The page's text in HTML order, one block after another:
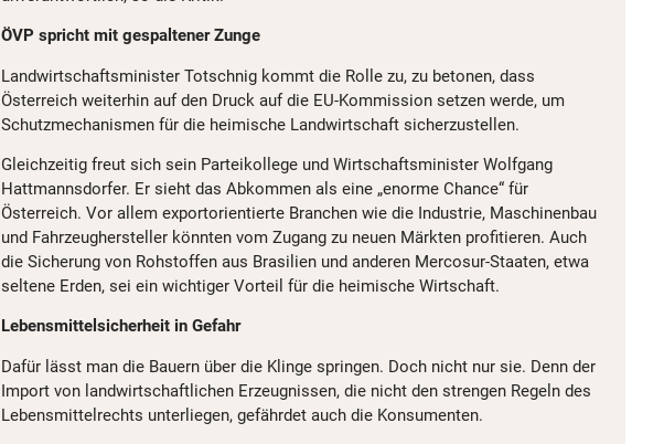
ÖVP spricht mit gespaltener Zunge
Landwirtschaftsminister Totschnig kommt die Rolle zu, zu betonen, dass
Österreich weiterhin auf den Druck auf die EU-Kommission setzen werde, um
Schutzmechanismen für die heimische Landwirtschaft sicherzustellen.
Gleichzeitig freut sich sein Parteikollege und Wirtschaftsminister Wolfgang
Hattmannsdorfer. Er sieht das Abkommen als eine „enorme Chance“ für
Österreich. Vor allem exportorientierte Branchen wie die Industrie, Maschinenbau
und Fahrzeughersteller könnten vom Zugang zu neuen Märkten profitieren. Auch
die Sicherung von Rohstoffen aus Brasilien und anderen Mercosur-Staaten, etwa
seltene Erden, sei ein wichtiger Vorteil für die heimische Wirtschaft.
Lebensmittelsicherheit in Gefahr
Dafür lässt man die Bauern über die Klinge springen. Doch nicht nur sie. Denn der
Import von landwirtschaftlichen Erzeugnissen, die nicht den strengen Regeln des
Lebensmittelrechts unterliegen, gefährdet auch die Konsumenten.